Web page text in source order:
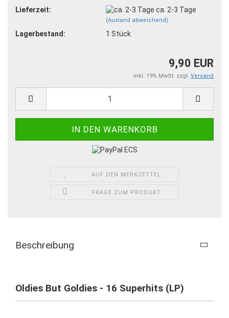
Lieferzeit:
ca. 2-3 Tage
(Ausland abweichend)
Lagerbestand: 1 Stück
9,90 EUR
inkl. 19% MwSt. zzgl. Versand
AUF DEN MERKZETTEL
FRAGE ZUM PRODUKT
Beschreibung
Oldies But Goldies - 16 Superhits (LP)